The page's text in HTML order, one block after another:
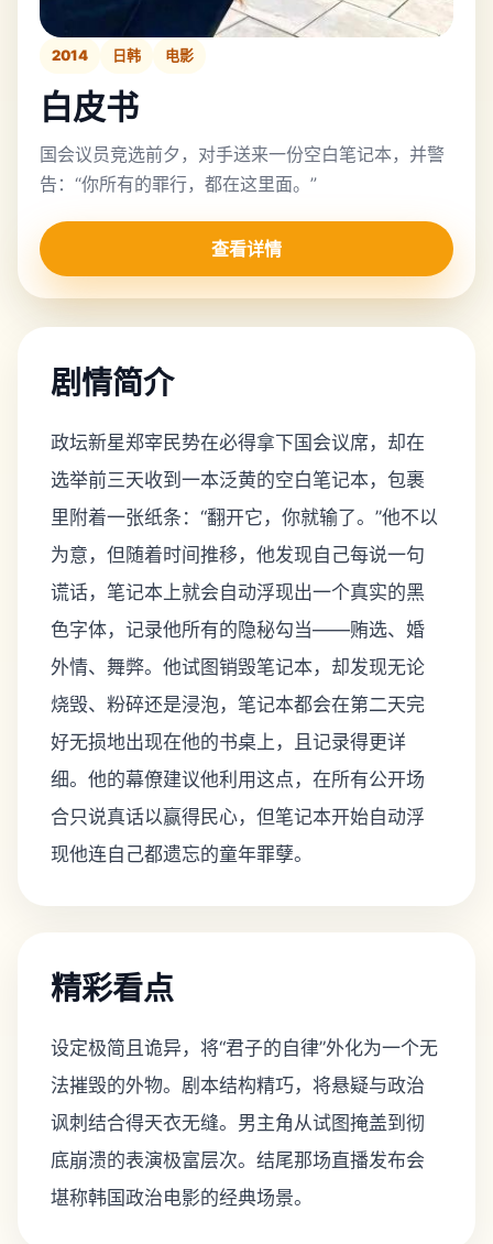
2014 日韩 电影
白皮书
国会议员竞选前夕，对手送来一份空白笔记本，并警
告：“你所有的罪行，都在这里面。”
查看详情
剧情简介
政坛新星郑宰民势在必得拿下国会议席，却在
选举前三天收到一本泛黄的空白笔记本，包裹
里附着一张纸条：“翻开它，你就输了。”他不以
为意，但随着时间推移，他发现自己每说一句
谎话，笔记本上就会自动浮现出一个真实的黑
色字体，记录他所有的隐秘勾当——贿选、婚
外情、舞弊。他试图销毁笔记本，却发现无论
烧毁、粉碎还是浸泡，笔记本都会在第二天完
好无损地出现在他的书桌上，且记录得更详
细。他的幕僚建议他利用这点，在所有公开场
合只说真话以赢得民心，但笔记本开始自动浮
现他连自己都遗忘的童年罪孽。
精彩看点
设定极简且诡异，将“君子的自律”外化为一个无
法摧毁的外物。剧本结构精巧，将悬疑与政治
讽刺结合得天衣无缝。男主角从试图掩盖到彻
底崩溃的表演极富层次。结尾那场直播发布会
堪称韩国政治电影的经典场景。